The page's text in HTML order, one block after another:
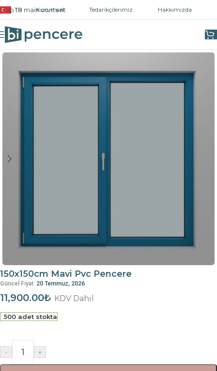
Skip to main content
TR Kurumsal Tedarikçilerimiz Hakkımızda
Ana Sayfa
150x150cm Mavi Pvc Pencere
Güncel Fiyat: 20 Temmuz, 2026
11,900.00₺ KDV Dahil
500 adet stokta
- +